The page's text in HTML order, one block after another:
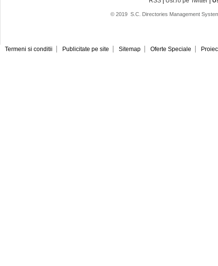
© 2019 S.C. Directories Management
Termeni si conditii Publicitate pe site Sitemap Oferte Speciale